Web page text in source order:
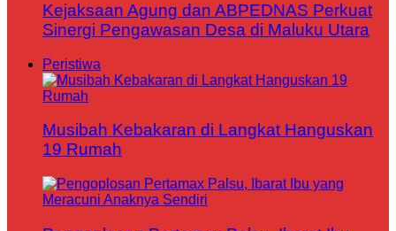
Kejaksaan Agung dan ABPEDNAS Perkuat
Sinergi Pengawasan Desa di Maluku Utara
Peristiwa
Musibah Kebakaran di Langkat Hanguskan
19 Rumah